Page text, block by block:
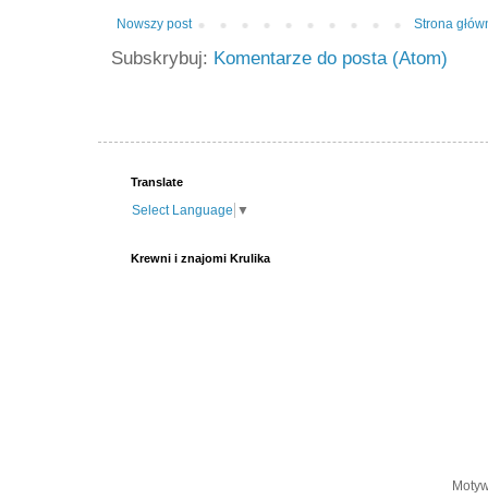
Nowszy post Strona
Subskrybuj: Komentarze do posta (Atom)
Translate
Select Language ▼
Krewni i znajomi Krulika